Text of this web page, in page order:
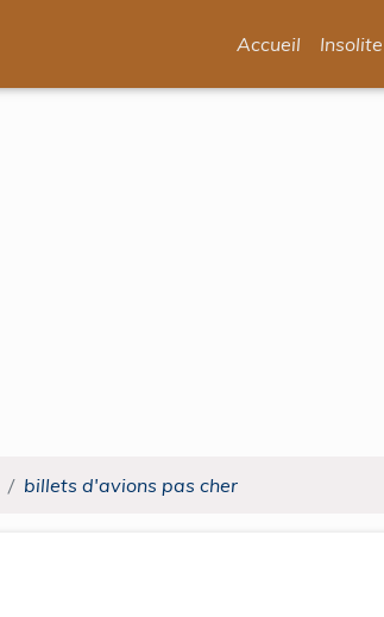
Accueil Insolite
billets d'avions pas cher